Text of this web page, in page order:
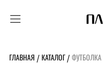
ГЛАВНАЯ / КАТАЛОГ/ ФУТБОЛКА